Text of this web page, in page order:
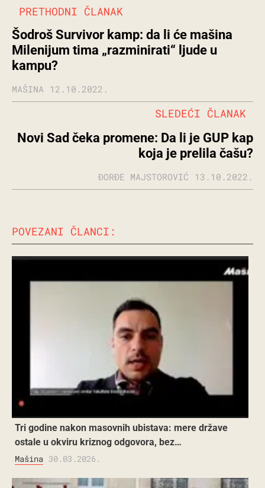
PRETHODNI ČLANAK
Šodroš Survivor kamp: da li će mašina
Milenijum tima „razminirati“ ljude u
kampu?
MAŠINA 12.10.2022.
Novi Sad čeka promene: Da li je GUP kap
koja je prelila čašu?
SLEDEĆI ČLANAK
ĐORĐE MAJSTOROVIĆ 13.10.2022.
POVEZANI ČLANCI:
Tri godine nakon masovnih ubistava: mere države
ostale u okviru kriznog odgovora, bez…
Mašina 30.03.2026.